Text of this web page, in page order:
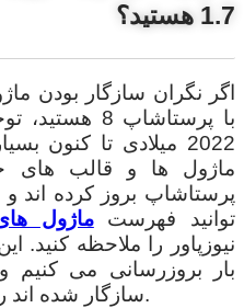
1.7 هستید؟
با پرستاشاپ
2022 میلادی تا
ماژول ها و قالب های
پرستاشاپ بروز کرده اند
توانید فهرستماژول
نیوزپاور را ملاحظه
بار بروزرسانی می کنیم
سازگار شده اند را به فهرست اضافه می کنیم.